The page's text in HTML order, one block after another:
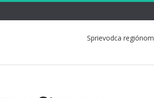
Sprievodca regiónom